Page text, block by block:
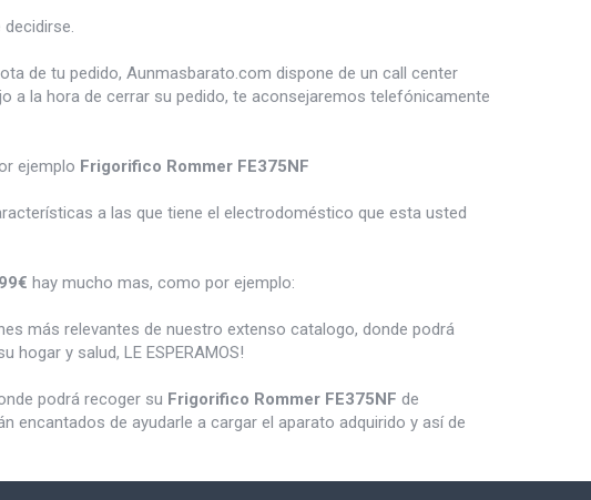
de tu pedido, Aunmasbarato.com dispone de un call center
a la hora de cerrar su pedido, te aconsejaremos telefónicamente
ejemplo Frigorifico Rommer FE375NF
a las que tiene el electrodoméstico que esta usted
hay mucho mas, como por ejemplo:
más relevantes de nuestro extenso catalogo, donde podrá
y salud, LE ESPERAMOS!
podrá recoger su Frigorifico Rommer FE375NF de
encantados de ayudarle a cargar el aparato adquirido y así de